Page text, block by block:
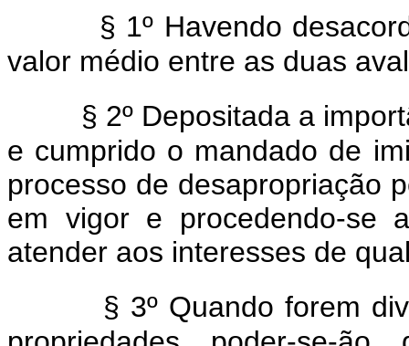
§ 1º Havendo
valor médio entre as duas
§ 2º Depositada a
e cumprido o mandado de
processo de desapropriação
em vigor e procedendo-se
atender aos interesses de
§ 3º Quando forem